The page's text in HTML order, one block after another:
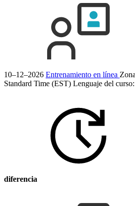
10–12–2026 Entrenamiento en línea
Standard Time (EST) Lenguaje del curso:
diferencia